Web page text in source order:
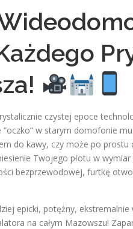
czystej epoce
w starym domofonie
do kawy, czy może po
Twojego płotu w
bezprzewodowej, furtkę
epicki, potężny,
na całym Mazowszu!